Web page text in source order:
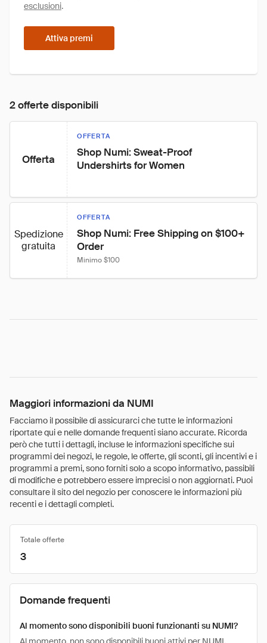
esclusioni.
Attiva premi
2 offerte disponibili
Offerta
OFFERTA
Shop Numi: Sweat-Proof
Undershirts for Women
Spedizione
gratuita
OFFERTA
Shop Numi: Free Shipping on $100+
Order
Minimo $100
Maggiori informazioni da NUMI
Facciamo il possibile di assicurarci che tutte le informazioni
riportate qui e nelle domande frequenti siano accurate. Ricorda
però che tutti i dettagli, incluse le informazioni specifiche sui
programmi dei negozi, le regole, le offerte, gli sconti, gli incentivi e i
programmi a premi, sono forniti solo a scopo informativo, passibili
di modifiche e potrebbero essere imprecisi o non aggiornati. Puoi
consultare il sito del negozio per conoscere le informazioni più
recenti e i dettagli completi.
Totale offerte
3
Domande frequenti
Al momento sono disponibili buoni funzionanti su NUMI?